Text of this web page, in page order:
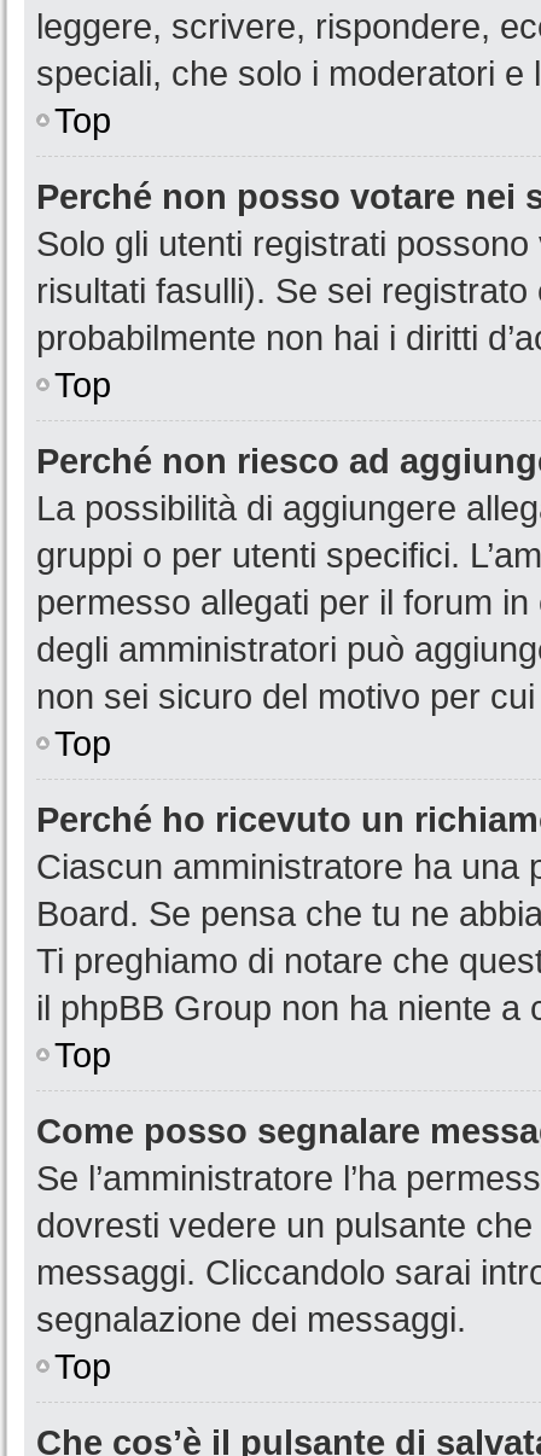
leggere, scrivere, rispondere,
speciali, che solo i moderatori e
Top
Perché non posso votare nei
Solo gli utenti registrati
risultati fasulli). Se sei
probabilmente non hai i diritti
Top
Perché non riesco ad
La possibilità di aggiungere
gruppi o per utenti specifici.
permesso allegati per il forum
degli amministratori può
non sei sicuro del motivo per
Top
Perché ho ricevuto un
Ciascun amministratore ha una
Board. Se pensa che tu ne
Ti preghiamo di notare che
il phpBB Group non ha niente a
Top
Come posso segnalare
Se l’amministratore l’ha
dovresti vedere un pulsante
messaggi. Cliccandolo sarai
segnalazione dei messaggi.
Top
Che cos’è il pulsante di